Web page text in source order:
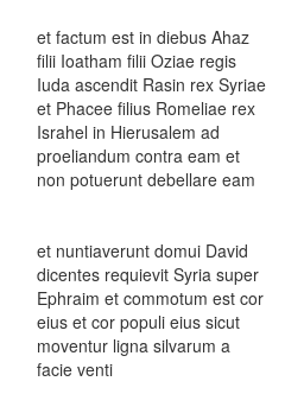
et factum est in diebus Ahaz
filii Ioatham filii Oziae regis
Iuda ascendit Rasin rex Syriae
et Phacee filius Romeliae rex
Israhel in Hierusalem ad
proeliandum contra eam et
non potuerunt debellare eam
et nuntiaverunt domui David
dicentes requievit Syria super
Ephraim et commotum est cor
eius et cor populi eius sicut
moventur ligna silvarum a
facie venti